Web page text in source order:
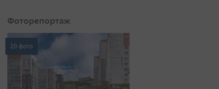
Фоторепортаж
20 фото